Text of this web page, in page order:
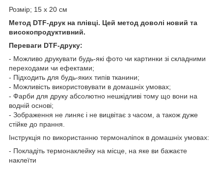
Розмір; 15 х 20 см
Метод DTF-друк на плівці. Цей метод доволі новий та
високопродуктивний.
Переваги DTF-друку:
- Можливо друкувати будь-які фото чи картинки зі складними
переходами чи ефектами;
- Підходить для будь-яких типів тканини;
- Можливість використовувати в домашніх умовах;
- Фарби для друку абсолютно нешкідливі тому що вони на
водній основі;
- Зображення не линяє і не вицвітає з часом, а також дуже
стійке до прання.
Інструкція по використанню термоналіпок в домашніх умовах:
- Покладіть термонаклейку на місце, на яке ви бажаєте
наклеїти